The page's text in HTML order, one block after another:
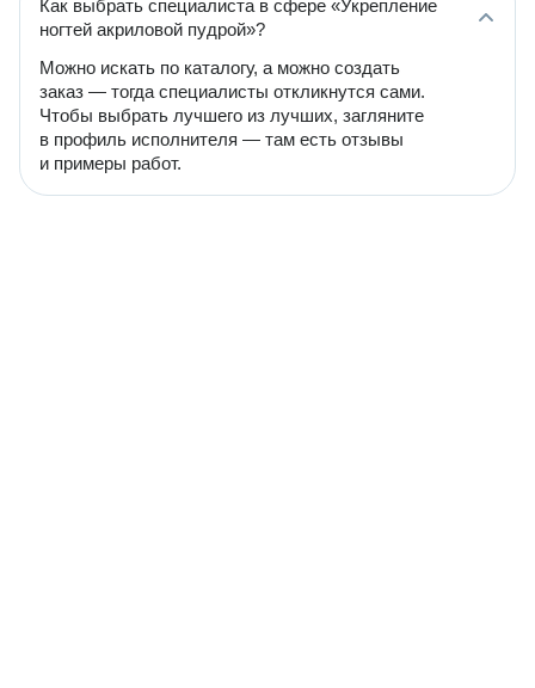
Как выбрать специалиста в сфере «Укрепление
ногтей акриловой пудрой»?
Можно искать по каталогу, а можно создать
заказ — тогда специалисты откликнутся сами.
Чтобы выбрать лучшего из лучших, загляните
в профиль исполнителя — там есть отзывы
и примеры работ.